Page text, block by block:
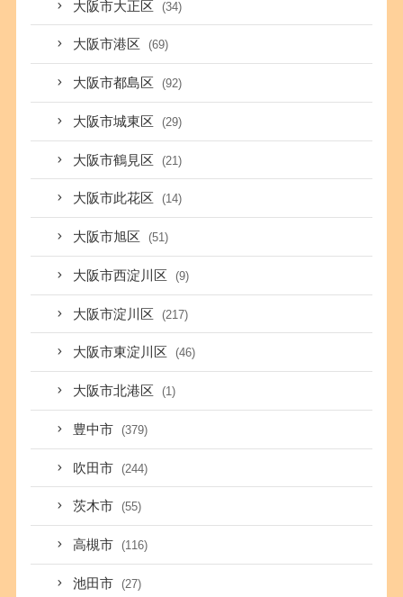
大阪市大正区 (34)
大阪市港区 (69)
大阪市都島区 (92)
大阪市城東区 (29)
大阪市鶴見区 (21)
大阪市此花区 (14)
大阪市旭区 (51)
大阪市西淀川区 (9)
大阪市淀川区 (217)
大阪市東淀川区 (46)
大阪市北港区 (1)
豊中市 (379)
吹田市 (244)
茨木市 (55)
高槻市 (116)
池田市 (27)